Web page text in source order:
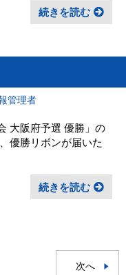
続きを読む
管理者
大阪府予選 優勝」の
優勝リボンが届いた
続きを読む
次へ